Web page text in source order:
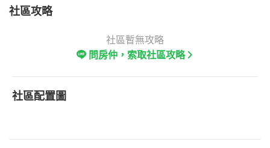
社區攻略
社區暫無攻略
問房仲，索取社區攻略
社區配置圖